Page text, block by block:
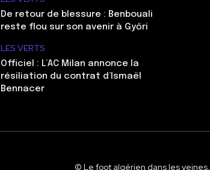
De retour de blessure : Benbouali
reste flou sur son avenir à Győri
LES VERTS
Officiel : L’AC Milan annonce la
résiliation du contrat d’Ismaël
Bennacer
© Le foot algérien dans les veines.